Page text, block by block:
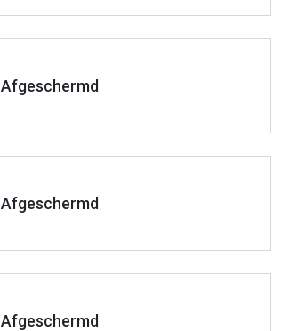
Afgeschermd
Afgeschermd
Afgeschermd